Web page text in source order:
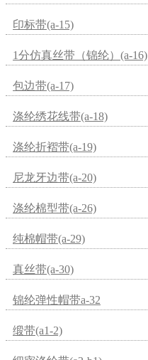
印标带(a-15)
1分仿真丝带（锦纶）(a-16)
包边带(a-17)
涤纶绣花线带(a-18)
涤纶折褶带(a-19)
尼龙牙边带(a-20)
涤纶棉型带(a-26)
纯棉帽带(a-29)
真丝带(a-30)
锦纶弹性帽带a-32
缎带(a1-2)